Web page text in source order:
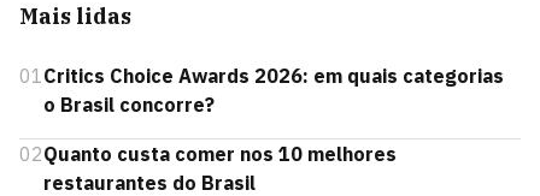
Mais lidas
01 Critics Choice Awards 2026: em quais categorias
o Brasil concorre?
02Quanto custa comer nos 10 melhores
restaurantes do Brasil